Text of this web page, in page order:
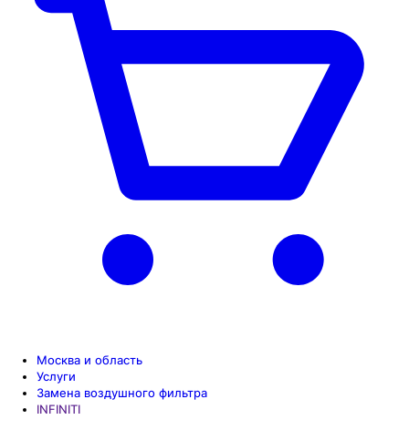
Москва и область
Услуги
Замена воздушного фильтра
INFINITI